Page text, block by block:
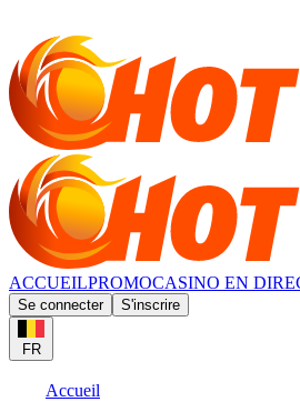
ACCUEILPROMOCASINO EN
Se connecter S'inscrire
FR
Accueil